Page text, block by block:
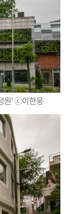
원' ⓒ이한웅